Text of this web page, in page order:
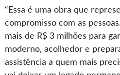
“Essa é uma obra que
compromisso com as
mais de R$ 3 milhões para
moderno, acolhedor e
assistência a quem mais